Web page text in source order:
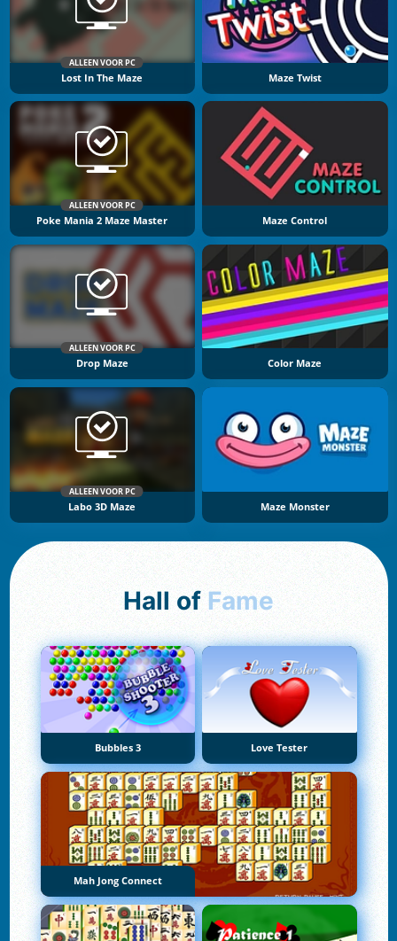
ALLEEN VOOR PC
Lost In The Maze Maze Twist
ALLEEN VOOR PC
Poke Mania 2 Maze Master Maze Control
ALLEEN VOOR PC
Drop Maze Color Maze
ALLEEN VOOR PC
Labo 3D Maze Maze Monster
Hall of Fame
Bubbles 3 Love Tester
Mah Jong Connect